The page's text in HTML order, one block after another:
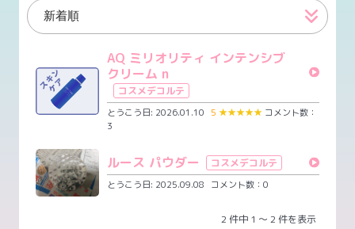
AQ ミリオリティ インテンシブ
クリーム n
コスメデコルテ
とうこう日: 2026.01.10 5 ★★★★★ コメント数：
3
ルース パウダー コスメデコルテ
とうこう日: 2025.09.08 コメント数：0
2 件中 1 ～ 2 件を表示